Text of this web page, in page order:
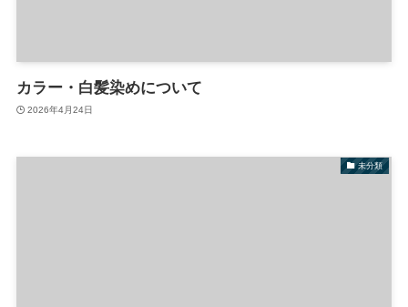
カラー・白髪染めについて
2026年4月24日
未分類